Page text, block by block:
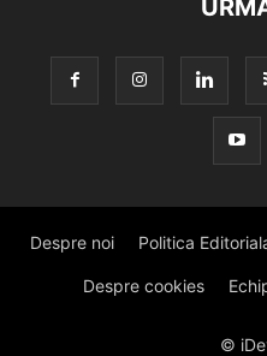
Despre noi Politica
Despre cookies
©